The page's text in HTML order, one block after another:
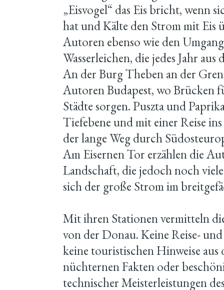
„Eisvogel“ das Eis bricht, wenn
hat und Kälte den Strom mit Eis
Autoren ebenso wie den
Wasserleichen, die jedes Jahr
An der Burg Theben an der
Autoren Budapest, wo Brücken
Städte sorgen. Puszta und
Tiefebene und mit einer Reise
der lange Weg durch
Am Eisernen Tor erzählen die
Landschaft, die jedoch noch
sich der große Strom im
Mit ihren Stationen vermitteln
von der Donau. Keine Reise-
keine touristischen Hinweise
nüchternen Fakten oder
technischer Meisterleistungen